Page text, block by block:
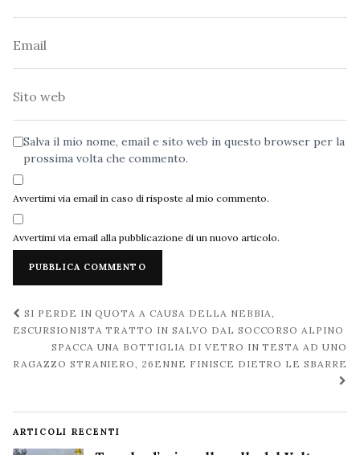
Salva il mio nome, email e sito web in questo browser per la
prossima volta che commento.
Avvertimi via email in caso di risposte al mio commento.
Avvertimi via email alla pubblicazione di un nuovo articolo.
Navigazione
post
SI PERDE IN QUOTA A CAUSA DELLA NEBBIA,
ESCURSIONISTA TRATTO IN SALVO DAL SOCCORSO ALPINO
SPACCA UNA BOTTIGLIA DI VETRO IN TESTA AD UNO
RAGAZZO STRANIERO, 26ENNE FINISCE DIETRO LE SBARRE
ARTICOLI RECENTI